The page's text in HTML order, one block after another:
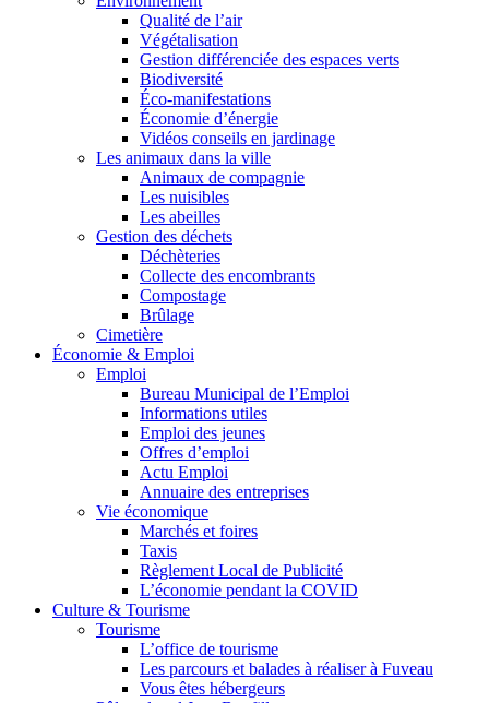
Qualité de l’air
Végétalisation
Gestion différenciée des espaces verts
Biodiversité
Éco-manifestations
Économie d’énergie
Vidéos conseils en jardinage
Les animaux dans la ville
Animaux de compagnie
Les nuisibles
Les abeilles
Gestion des déchets
Déchèteries
Collecte des encombrants
Compostage
Brûlage
Cimetière
Économie & Emploi
Emploi
Bureau Municipal de l’Emploi
Informations utiles
Emploi des jeunes
Offres d’emploi
Actu Emploi
Annuaire des entreprises
Vie économique
Marchés et foires
Taxis
Règlement Local de Publicité
L’économie pendant la COVID
Culture & Tourisme
Tourisme
L’office de tourisme
Les parcours et balades à réaliser à Fuveau
Vous êtes hébergeurs